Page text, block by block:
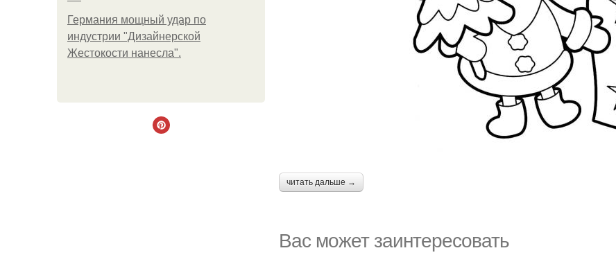
Германия мощный удар по
индустрии "Дизайнерской
Жестокости нанесла".
читать дальше →
Вас может заинтересовать